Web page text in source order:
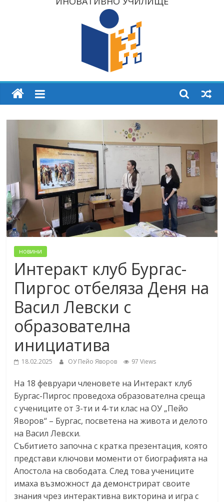
новини
Интеракт клуб Бургас-
Пиргос отбеляза Деня на
Васил Левски с
образователна
инициатива
18.02.2025 ОУ Пейо Яворов 97 Views
На 18 февруари членовете на Интеракт клуб
Бургас-Пиргос проведоха образователна среща
с учениците от 3-ти и 4-ти клас на ОУ „Пейо
Яворов“ – Бургас, посветена на живота и делото
на Васил Левски.
Събитието започна с кратка презентация, която
представи ключови моменти от биографията на
Апостола на свободата. След това учениците
имаха възможност да демонстрират своите
знания чрез интерактивна викторина и игра с